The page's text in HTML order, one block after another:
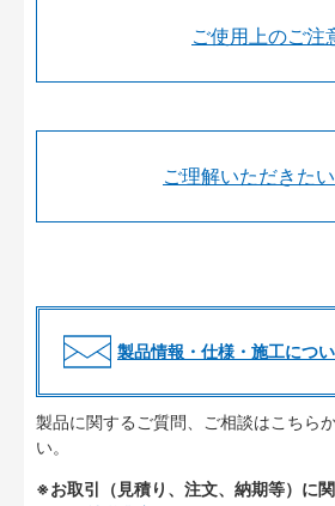
ご使用上のご注
ご理解いただきた
製品情報・仕様・施工につ
製品に関するご質問、ご相談はこちら
い。
※お取引（見積り、注文、納期等）に